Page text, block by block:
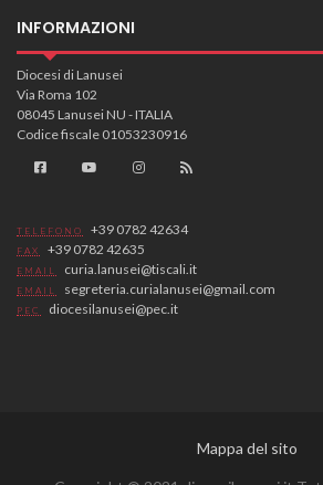
INFORMAZIONI
Diocesi di Lanusei
Via Roma 102
08045 Lanusei NU - ITALIA
Codice fiscale 01053230916
TELEFONO +39 0782 42634
FAX +39 0782 42635
EMAIL curia.lanusei@tiscali.it
EMAIL segreteria.curialanusei@gmail.com
PEC diocesilanusei@pec.it
Mappa del sito